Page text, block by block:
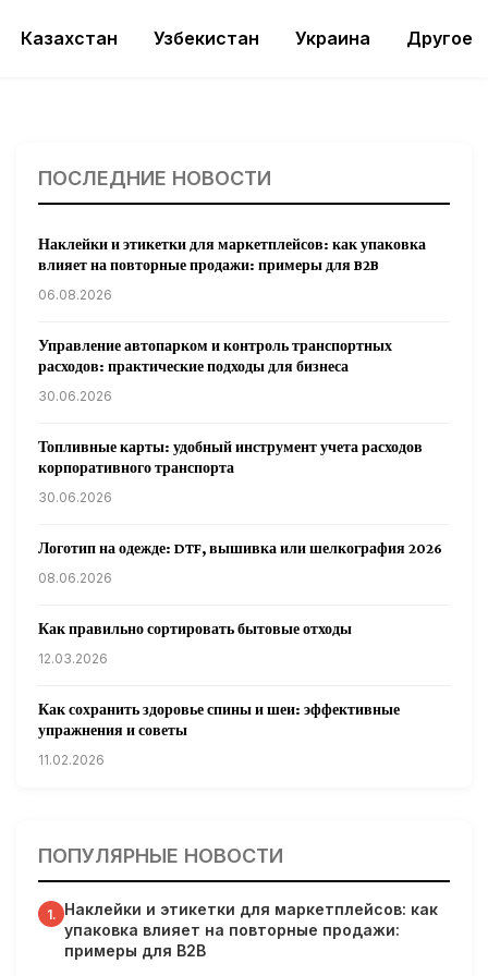
Казахстан Узбекистан Украина Другое
ПОСЛЕДНИЕ НОВОСТИ
Наклейки и этикетки для маркетплейсов: как упаковка
влияет на повторные продажи: примеры для B2B
06.08.2026
Управление автопарком и контроль транспортных
расходов: практические подходы для бизнеса
30.06.2026
Топливные карты: удобный инструмент учета расходов
корпоративного транспорта
30.06.2026
Логотип на одежде: DTF, вышивка или шелкография 2026
08.06.2026
Как правильно сортировать бытовые отходы
12.03.2026
Как сохранить здоровье спины и шеи: эффективные
упражнения и советы
11.02.2026
31.01.2026
Гарвардские ученые обнаружили сеть лимфатических
сосудов в мозге человека и мышей
31.01.2026
ПОПУЛЯРНЫЕ НОВОСТИ
1. Наклейки и этикетки для маркетплейсов: как
упаковка влияет на повторные продажи:
примеры для B2B